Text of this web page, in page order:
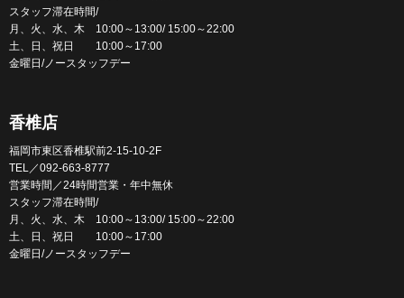
スタッフ滞在時間/
月、火、水、木 10:00～13:00/ 15:00～22:00
土、日、祝日 10:00～17:00
金曜日/ノースタッフデー
香椎店
福岡市東区香椎駅前2-15-10-2F
TEL／092-663-8777
営業時間／24時間営業・年中無休
スタッフ滞在時間/
月、火、水、木 10:00～13:00/ 15:00～22:00
土、日、祝日 10:00～17:00
金曜日/ノースタッフデー